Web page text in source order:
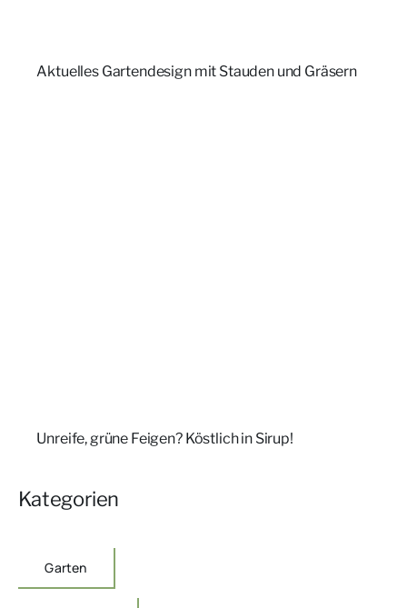
Aktuelles Gartendesign mit Stauden und Gräsern
Unreife, grüne Feigen? Köstlich in Sirup!
Kategorien
Garten